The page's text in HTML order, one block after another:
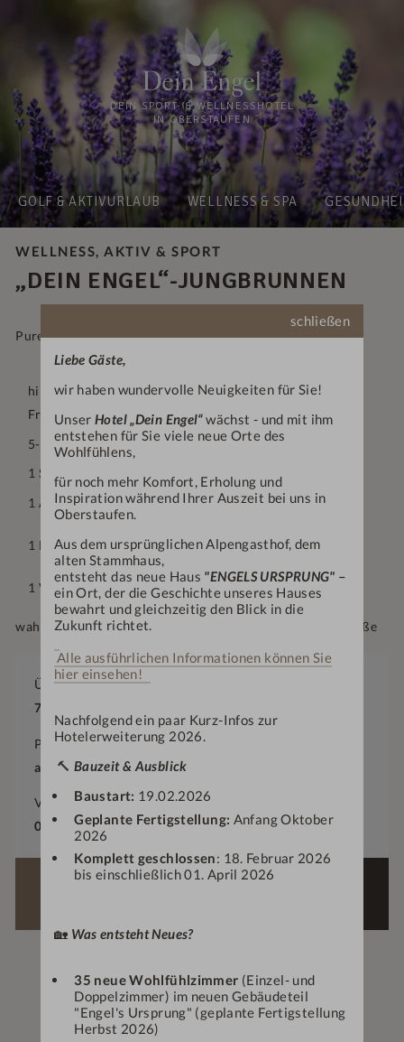
schließen
Liebe Gäste,
wir haben wundervolle Neuigkeiten für Sie!
UnserHotel „Dein Engel“wächst - und mit ihm
entstehen für Sie viele neue Orte des
Wohlfühlens,
für noch mehr Komfort, Erholung und
Inspiration während Ihrer Auszeit bei uns in
Oberstaufen.
Aus dem ursprünglichen Alpengasthof, dem
alten Stammhaus,
entsteht das neue Haus "ENGELS URSPRUNG" –
ein Ort, der die Geschichte unseres Hauses
bewahrt und gleichzeitig den Blick in die
Zukunft richtet.
Alle ausführlichen Informationen können Sie
hier einsehen!
Nachfolgend ein paar Kurz-Infos zur
Hotelerweiterung 2026.
🔨 Bauzeit & Ausblick
Baustart: 19.02.2026
Geplante Fertigstellung: Anfang Oktober
2026
Komplett geschlossen: 18. Februar 2026
bis einschließlich 01. April 2026
🏡 Was entsteht Neues?
35 neue Wohlfühlzimmer (Einzel- und
Doppelzimmer) im neuen Gebäudeteil
"Engel's Ursprung" (geplante Fertigstellung
Herbst 2026)
DEIN SPORT- & WELLNESSHOTEL
IN OBERSTAUFEN
GOLF & AKTIVURLAUB WELLNESS & SPA
WELLNESS, AKTIV & SPORT
„DEIN ENGEL“-JUNGBRUNNEN
Pure Wellness-Auszeit!
himmlische Übernachtungen inklusive reichhaltigem
Frühstücksbuffet
5-Gang-Wahlmenü am Abend
1 Salz-Öl-Körper-Peeling (25 Min.)
1 Anti Aging Körperpackung (25 Min.)
1 Dr. Grandel "Anti Aging" Gesichtsbehandlung (60 Min.)
1 Verwöhnzeit (25 Min.)
wahlweise für Nacken & Schulter | Rücken | Hände oder Füße
Übernachtungen
7-14
Preis
ab
€1.304,—
Verfügbarkeit
02.04.2026-20.12.2026
ANGEBOT